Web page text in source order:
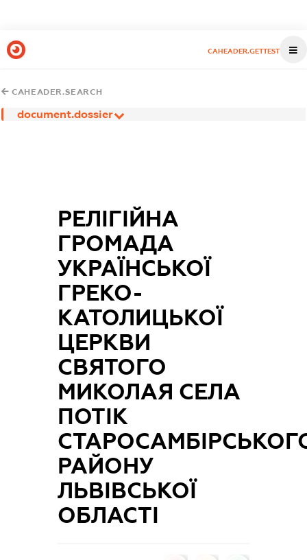
CAHEADER.GETTEST
CAHEADER.SEARCH
document.dossier
РЕЛІГІЙНА
ГРОМАДА
УКРАЇНСЬКОЇ
ГРЕКО-
КАТОЛИЦЬКОЇ
ЦЕРКВИ
СВЯТОГО
МИКОЛАЯ СЕЛА
ПОТІК
РАЙОНУ
ЛЬВІВСЬКОЇ
ОБЛАСТІ